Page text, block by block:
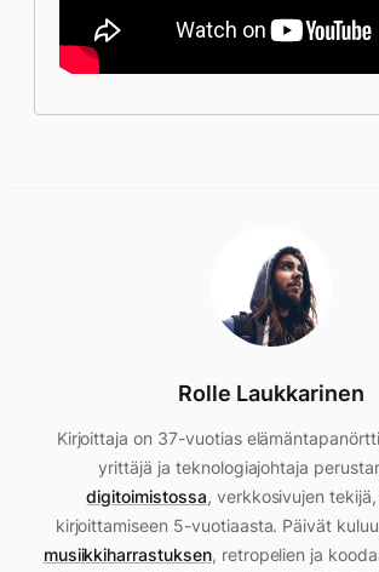
Rolle Laukkarinen
Kirjoittaja on 37-vuotias
yrittäjä ja teknologiajohtaja
digitoimistossa, verkkosivujen
kirjoittamiseen 5-vuotiaasta. Päivät kuluu
musiikkiharrastuksen, retropelien ja